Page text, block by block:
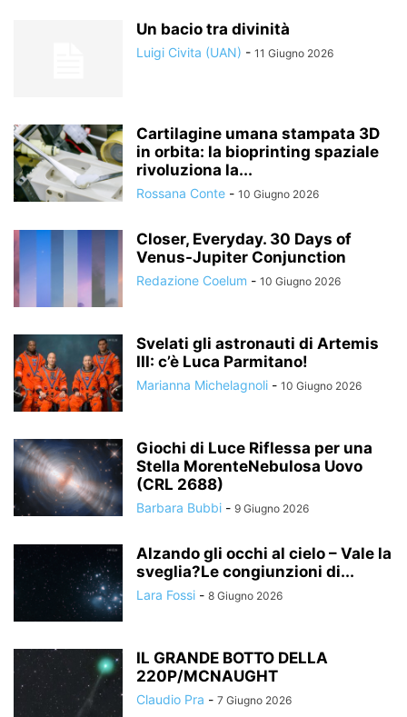
Un bacio tra divinità
Luigi Civita (UAN) - 11 Giugno 2026
Cartilagine umana stampata 3D
in orbita: la bioprinting spaziale
rivoluziona la...
Rossana Conte - 10 Giugno 2026
Closer, Everyday. 30 Days of
Venus-Jupiter Conjunction
Redazione Coelum - 10 Giugno 2026
Svelati gli astronauti di Artemis
III: c’è Luca Parmitano!
Marianna Michelagnoli - 10 Giugno 2026
Giochi di Luce Riflessa per una
Stella MorenteNebulosa Uovo
(CRL 2688)
Barbara Bubbi - 9 Giugno 2026
Alzando gli occhi al cielo – Vale la
sveglia?Le congiunzioni di...
Lara Fossi - 8 Giugno 2026
IL GRANDE BOTTO DELLA
220P/MCNAUGHT
Claudio Pra - 7 Giugno 2026